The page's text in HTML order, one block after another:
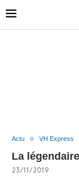
Actu VH Express
La
23/11/2019